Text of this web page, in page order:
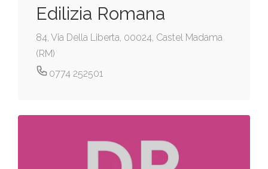
Edilizia Romana
84, Via Della Liberta, 00024, Castel Madama
(RM)
0774 252501